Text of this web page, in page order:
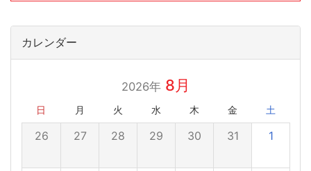
カレンダー
2026年8月
日 月 火 水 木 金 土
26 27 28 29 30 31 1